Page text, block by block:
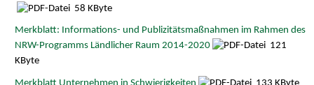
58 KByte
Merkblatt: Informations- und Publizitätsmaßnahmen im Rahmen des
NRW-Programms Ländlicher Raum 2014-2020
121
KByte